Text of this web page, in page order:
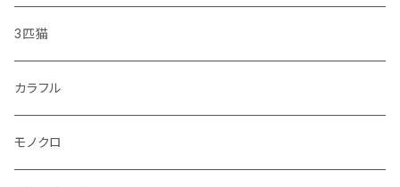
・どうぶつ
・小鳥
シマエナガ
小皿
マグカップ
コップ
3匹猫
カラフル
モノクロ